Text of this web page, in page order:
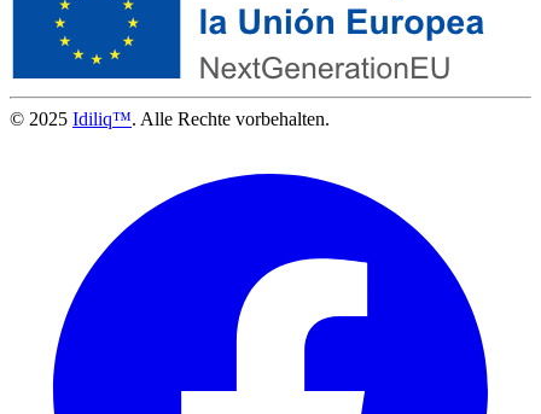
© 2025 Idiliq™. Alle Rechte vorbehalten.